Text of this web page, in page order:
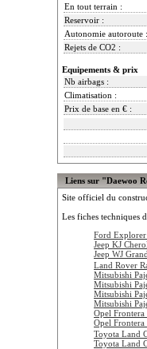
En tout terrain :
Reservoir :
Autonomie autoroute :
Rejets de CO2 :
Equipements & prix
Nb airbags :
Climatisation :
Prix de base en € :
Liens sur "Daewoo
Site officiel du
Les fiches techniques
Ford
Jeep KJ
Jeep WJ
Land Rover
Mitsubishi
Mitsubishi
Mitsubishi
Mitsubishi
Opel
Opel
Toyota Land
Toyota Land